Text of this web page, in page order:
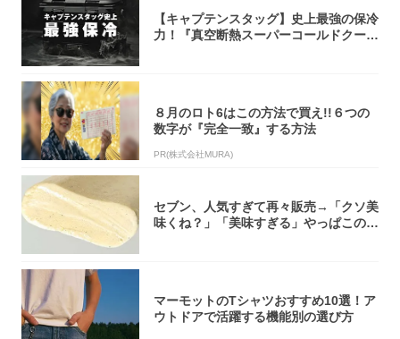
【キャプテンスタッグ】史上最強の保冷
力！『真空断熱スーパーコールドクーラ
８月のロト6はこの方法で買え!!６つの
数字が『完全一致』する方法
PR(株式会社MURA)
セブン、人気すぎて再々販売→「クソ美
味くね？」「美味すぎる」やっぱこのク
マーモットのTシャツおすすめ10選！ア
ウトドアで活躍する機能別の選び方